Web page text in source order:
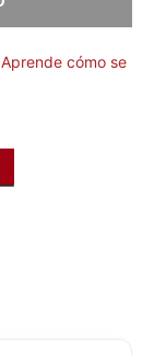
Aprende cómo se